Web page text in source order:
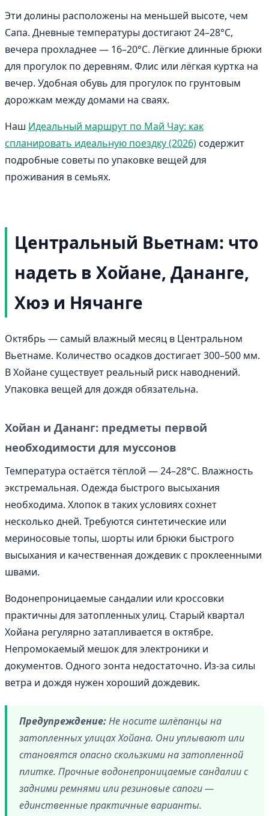
Эти долины расположены на меньшей высоте, чем
Сапа. Дневные температуры достигают 24–28°C,
вечера прохладнее — 16–20°C. Лёгкие длинные брюки
для прогулок по деревням. Флис или лёгкая куртка на
вечер. Удобная обувь для прогулок по грунтовым
дорожкам между домами на сваях.
Наш Идеальный маршрут по Май Чау: как
спланировать идеальную поездку (2026) содержит
подробные советы по упаковке вещей для
проживания в семьях.
Центральный Вьетнам: что
надеть в Хойане, Дананге,
Хюэ и Нячанге
Октябрь — самый влажный месяц в Центральном
Вьетнаме. Количество осадков достигает 300–500 мм.
В Хойане существует реальный риск наводнений.
Упаковка вещей для дождя обязательна.
Хойан и Дананг: предметы первой
необходимости для муссонов
Температура остаётся тёплой — 24–28°C. Влажность
экстремальная. Одежда быстрого высыхания
необходима. Хлопок в таких условиях сохнет
несколько дней. Требуются синтетические или
мериносовые топы, шорты или брюки быстрого
высыхания и качественная дождевик с проклеенными
швами.
Водонепроницаемые сандалии или кроссовки
практичны для затопленных улиц. Старый квартал
Хойана регулярно затапливается в октябре.
Непромокаемый мешок для электроники и
документов. Одного зонта недостаточно. Из-за силы
ветра и дождя нужен хороший дождевик.
Предупреждение:Не носите шлёпанцы на
затопленных улицах Хойана. Они уплывают или
становятся опасно скользкими на затопленной
плитке. Прочные водонепроницаемые сандалии с
задними ремнями или резиновые сапоги —
единственные практичные варианты.